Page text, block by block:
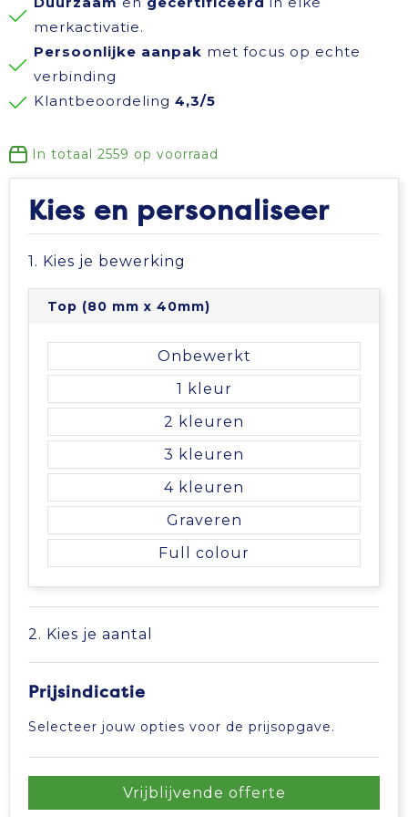
Reisbenodigdheden
Schrijfwaren
Snoepgoed
Spellen voor binnen en buiten
Themapakketten
Veiligheid, Auto en Fiets
Vrije tijd en Strand
Reflecterende polo's
Reflecterende vesten
Schorten en Sloven
Sweaters
T-Shirts
Veiligheidssignalering en Verlichting
Veiligheidsvesten en Veiligheidshesjes
Gehoorbescherming
Schoenen
Sweaters
Gilets
Koeltassen en Koelboxen
Koffers en Trolleys
Matrozentassen
Opbergtassen
Opvouwbare tassen
Picknicktassen en manden
Reistassen
Rugzakken
Schoudertassen
Strandtassen
merkactivatie.
Persoonlijke aanpak met focus op echte
verbinding
Klantbeoordeling 4,3/5
In totaal 2559 op voorraad
Kies en personaliseer
1. Kies je bewerking
Top (80 mm x 40mm)
Onbewerkt
1
2
3
4
Graveren
Full colour
2. Kies je aantal
Prijsindicatie
Selecteer jouw opties voor de prijsopgave.
Vrijblijvende offerte